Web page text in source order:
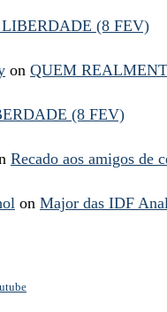
(8 FEV)
on QUEM
(8 FEV)
Recado aos amigos
on Major das IDF